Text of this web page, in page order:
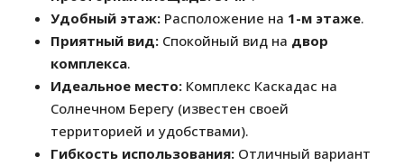
Удобный этаж: Расположение на 1-м этаже.
Приятный вид: Спокойный вид на двор
комплекса.
Идеальное место: Комплекс Каскадас на
Солнечном Берегу (известен своей
территорией и удобствами).
Гибкость использования: Отличный вариант